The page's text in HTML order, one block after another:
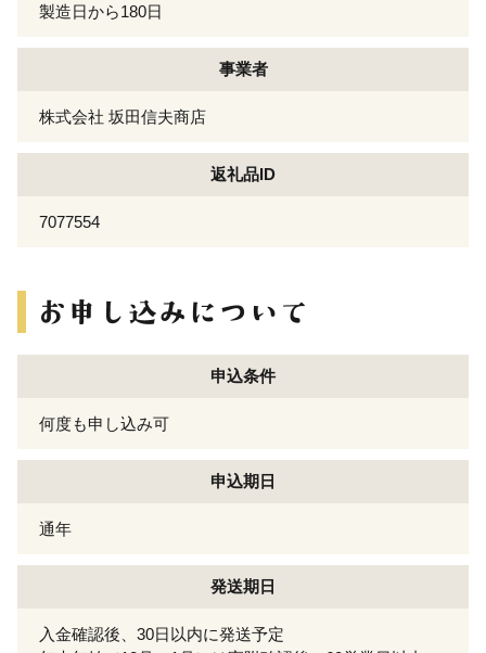
製造日から180日
事業者
株式会社 坂田信夫商店
返礼品ID
7077554
申込条件
何度も申し込み可
申込期日
通年
発送期日
入金確認後、30日以内に発送予定